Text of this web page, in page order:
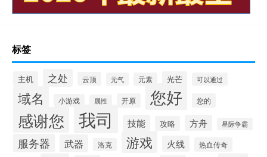
标签
主机 之处 云顶 元气 元素 光芒 可以通过
域名 小游戏 属性 开原 您好 您的
感谢您 我司 技能 攻略 方舟 星际争霸
服务器 武器 洛克 游戏 火线 热血传奇